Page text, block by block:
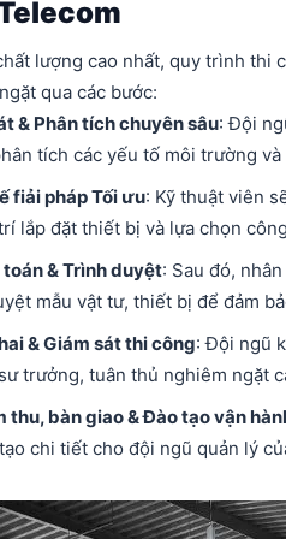
lượng cao nhất, quy trình thi
qua các bước:
& Phân tích chuyên sâu: Đội
tích các yếu tố môi trường
fiải pháp Tối ưu: Kỹ thuật viên
lắp đặt thiết bị và lựa chọn
& Trình duyệt: Sau đó,
mẫu vật tư, thiết bị để đảm
& Giám sát thi công: Đội ngũ
trưởng, tuân thủ nghiêm ngặt
thu, bàn giao & Đào tạo vận
chi tiết cho đội ngũ quản lý